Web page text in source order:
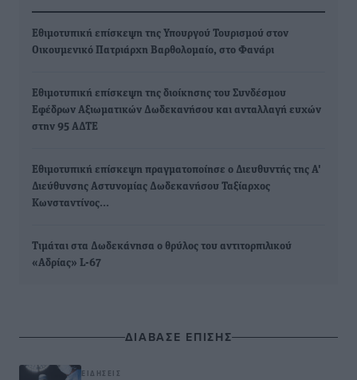
Εθιμοτυπική επίσκεψη της Υπουργού Τουρισμού στον
Οικουμενικό Πατριάρχη Βαρθολομαίο, στο Φανάρι
Εθιμοτυπική επίσκεψη της διοίκησης του Συνδέσμου
Εφέδρων Αξιωματικών Δωδεκανήσου και ανταλλαγή ευχών
στην 95 ΑΔΤΕ
Εθιμοτυπική επίσκεψη πραγματοποίησε ο Διευθυντής της Α'
Διεύθυνσης Αστυνομίας Δωδεκανήσου Ταξίαρχος
Κωνσταντίνος…
Τιμάται στα Δωδεκάνησα ο θρύλος του αντιτορπιλικού
«Αδρίας» L-67
ΔΙΑΒΑΣΕ ΕΠΙΣΗΣ
ΕΙΔΉΣΕΙΣ